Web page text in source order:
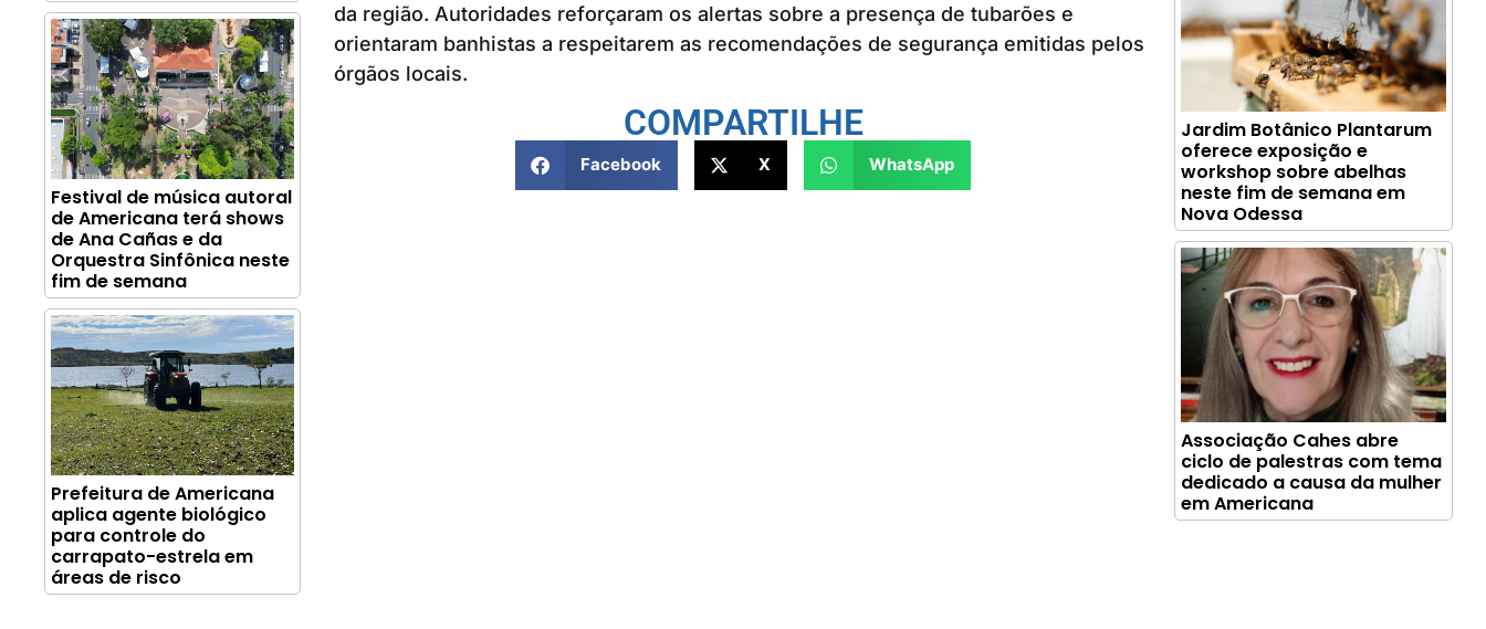
Festival de música autoral
de Americana terá shows
de Ana Cañas e da
Orquestra Sinfônica neste
fim de semana
Prefeitura de Americana
aplica agente biológico
para controle do
carrapato-estrela em
áreas de risco
da região. Autoridades reforçaram os alertas sobre a presença de tubarões e
orientaram banhistas a respeitarem as recomendações de segurança emitidas pelos
órgãos locais.
COMPARTILHE
Facebook X WhatsApp
Jardim Botânico Plantarum
oferece exposição e
workshop sobre abelhas
neste fim de semana em
Nova Odessa
Associação Cahes abre
ciclo de palestras com tema
dedicado a causa da mulher
em Americana